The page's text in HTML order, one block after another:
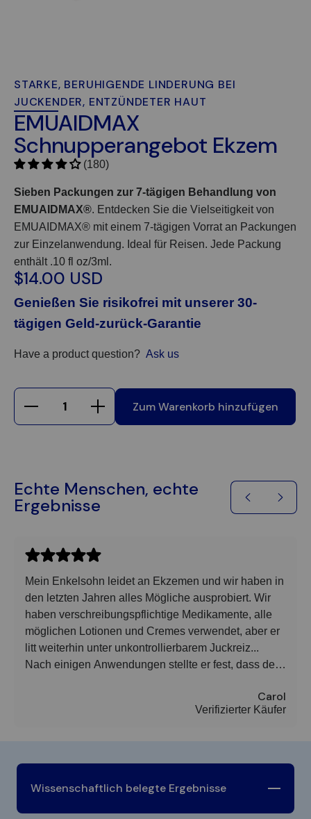
STARKE, BERUHIGENDE LINDERUNG BEI
JUCKENDER, ENTZÜNDETER HAUT
EMUAIDMAX
Schnupperangebot Ekzem
(180)
Sieben Packungen zur 7-tägigen Behandlung von
EMUAIDMAX®. Entdecken Sie die Vielseitigkeit von
EMUAIDMAX® mit einem 7-tägigen Vorrat an Packungen
zur Einzelanwendung. Ideal für Reisen. Jede Packung
enthält .10 fl oz/3ml.
$14.00 USD
Genießen Sie risikofrei mit unserer 30-
tägigen Geld-zurück-Garantie
Have a product question? Ask us
Zum Warenkorb hinzufügen
Echte Menschen, echte
Ergebnisse
Mein Enkelsohn leidet an Ekzemen und wir haben in
den letzten Jahren alles Mögliche ausprobiert. Wir
haben verschreibungspflichtige Medikamente, alle
möglichen Lotionen und Cremes verwendet, aber er
litt weiterhin unter unkontrollierbarem Juckreiz...
Nach einigen Anwendungen stellte er fest, dass der
kann dieses Produkt wärmstens empfehlen. Es wirkt
hervorragend und ich bin sehr dankbar dafür.
Carol
Verifizierter Käufer
Wissenschaftlich belegte Ergebnisse